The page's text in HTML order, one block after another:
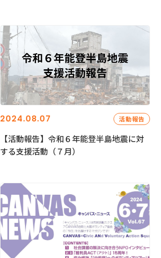
2024.08.07 活動報告
【活動報告】令和６年能登半島地震に対
する支援活動（７月）